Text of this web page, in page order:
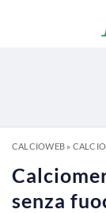
CALCIOWEB»
senza